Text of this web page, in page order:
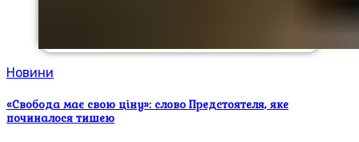
Новини
«Свобода має свою ціну»: слово Предстоятеля, яке
починалося тишею